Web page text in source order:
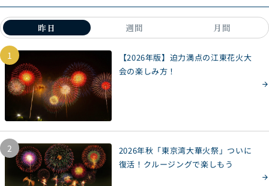
昨日 週間 月間
1
【2026年版】迫力満点の江東花火大
会の楽しみ方！
2
2026年秋「東京湾大華火祭」ついに
復活！クルージングで楽しもう